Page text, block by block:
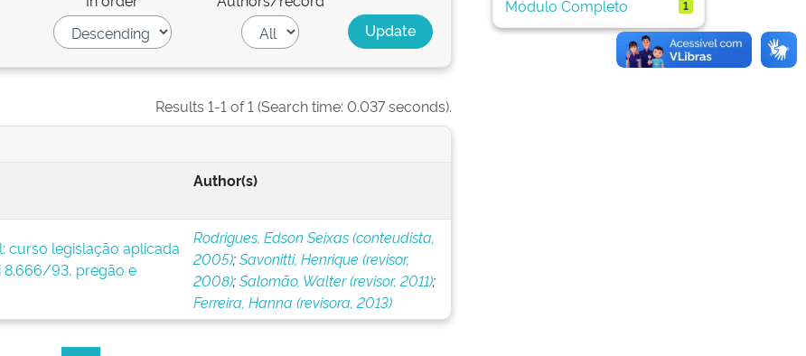
Results 1-1 of 1 (Search time: 0.037 seconds).
Author(s)
curso legislação aplicada
8.666/93, pregão e
Rodrigues, Edson Seixas (conteudista,
2005);Savonitti, Henrique (revisor,
2008);Salomão, Walter (revisor, 2011);
Ferreira, Hanna (revisora, 2013)
Módulo Completo
1